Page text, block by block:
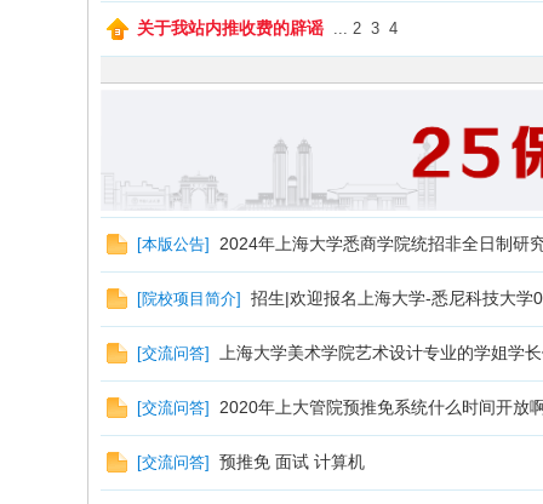
关于我站内推收费的辟谣 2 3 4
[本版公告] 2024年上海大学悉商学院统招非全日制研
[院校项目简介] 招生|欢迎报名上海大学-悉尼科技大学
[交流问答] 上海大学美术学院艺术设计专业的学姐学
[交流问答] 2020年上大管院预推免系统什么时间开放
[交流问答] 预推免 面试 计算机